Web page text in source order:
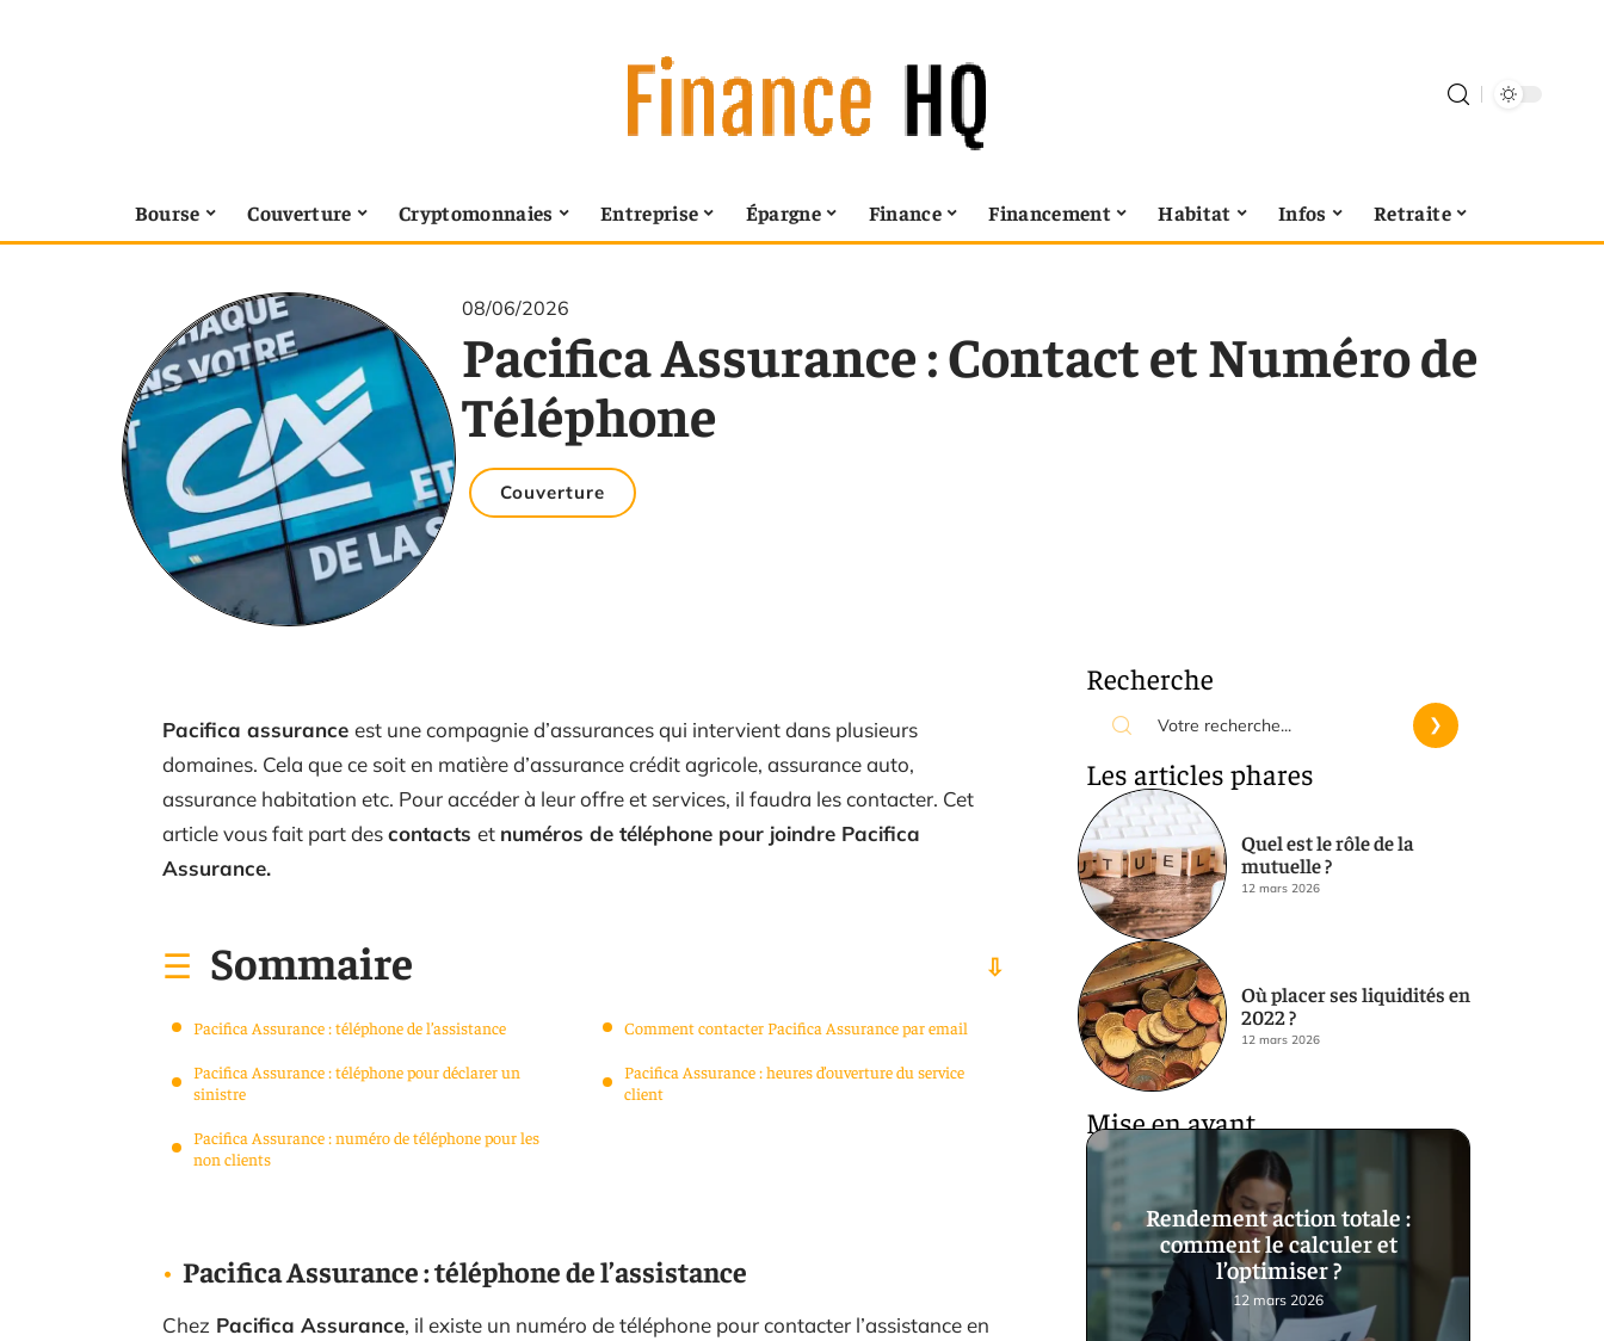
Bourse Couverture Cryptomonnaies Entreprise Épargne Finance Financement Habitat Infos Retraite
08/06/2026
Pacifica Assurance : Contact et Numéro de
Téléphone
Couverture
Pacifica assurance est une compagnie d’assurances qui intervient dans plusieurs
domaines. Cela que ce soit en matière d’assurance crédit agricole, assurance auto,
assurance habitation etc. Pour accéder à leur offre et services, il faudra les contacter. Cet
article vous fait part descontacts et numéros de téléphone pour joindre Pacifica
Assurance.
Sommaire
Pacifica Assurance : téléphone de l’assistance
Pacifica Assurance : téléphone pour déclarer un
sinistre
Pacifica Assurance : numéro de téléphone pour les
non clients
Comment contacter Pacifica Assurance par email
Pacifica Assurance : heures d’ouverture du service
client
Pacifica Assurance : téléphone de l’assistance
Chez Pacifica Assurance, il existe un numéro de téléphone pour contacter l’assistance en
Recherche
Les articles phares
Quel est le rôle de la
mutuelle ?
12 mars 2026
Où placer ses liquidités en
2022 ?
12 mars 2026
Mise en avant
Rendement action totale :
comment le calculer et
l’optimiser ?
12 mars 2026